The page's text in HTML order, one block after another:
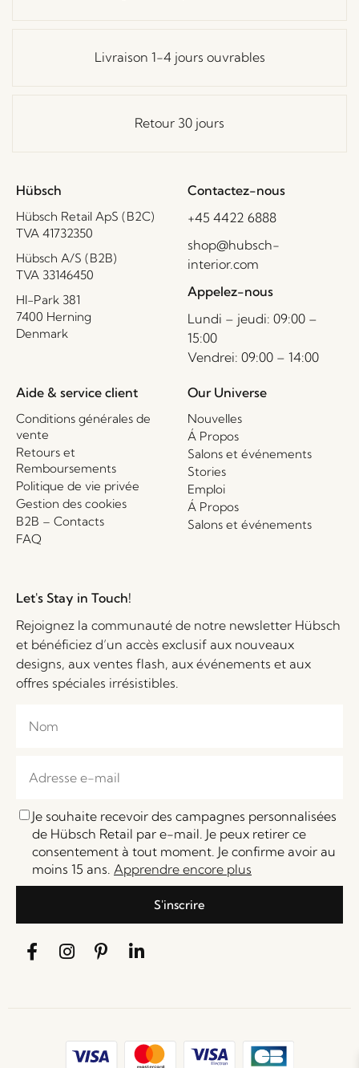
Livraison 1-4 jours ouvrables
Retour 30 jours
Hübsch
Hübsch Retail ApS (B2C)
TVA 41732350
Hübsch A/S (B2B)
TVA 33146450
HI-Park 381
7400 Herning
Denmark
Contactez-nous
+45 4422 6888
shop@hubsch-
interior.com
Appelez-nous
Lundi – jeudi: 09:00 –
15:00
Vendrei: 09:00 – 14:00
Aide & service client
Conditions générales de
vente
Retours et
Remboursements
Politique de vie privée
Gestion des cookies
B2B – Contacts
FAQ
Our Universe
Nouvelles
Á Propos
Salons et événements
Stories
Emploi
Á Propos
Salons et événements
Let's Stay in Touch!
Rejoignez la communauté de notre newsletter Hübsch
et bénéficiez d’un accès exclusif aux nouveaux
designs, aux ventes flash, aux événements et aux
offres spéciales irrésistibles.
Je souhaite recevoir des campagnes personnalisées
de Hübsch Retail par e-mail. Je peux retirer ce
consentement à tout moment. Je confirme avoir au
moins 15 ans. Apprendre encore plus
S'inscrire